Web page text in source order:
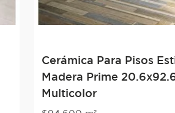
Cerámica Para Pisos
Madera Prime
Multicolor